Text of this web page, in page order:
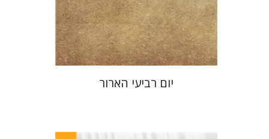
הנחת אתר ספר מודפס
$28
$25
יום רביעי הארור